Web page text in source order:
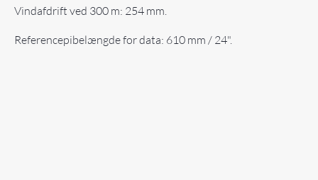
Vindafdrift ved 300 m: 254 mm.
Referencepibelængde for data: 610 mm / 24".